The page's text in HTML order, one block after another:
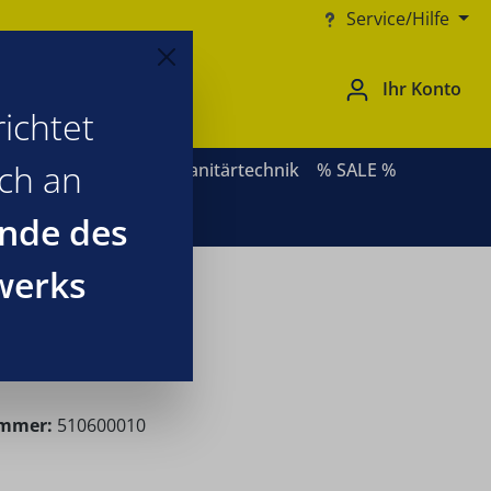
Service/Hilfe
Ihr Konto
Heizsysteme Sanitärtechnik % SALE %
510600010
an
des